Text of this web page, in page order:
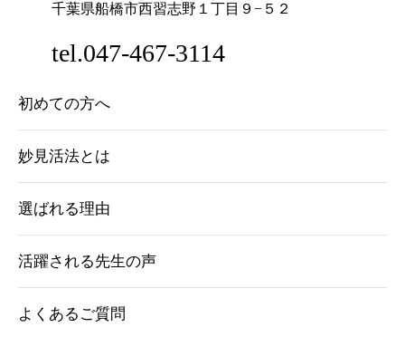
千葉県船橋市西習志野１丁目９−５２
tel.047-467-3114
初めての方へ
妙見活法とは
選ばれる理由
活躍される先生の声
よくあるご質問